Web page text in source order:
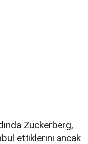
Zuckerberg,
ettiklerini ancak